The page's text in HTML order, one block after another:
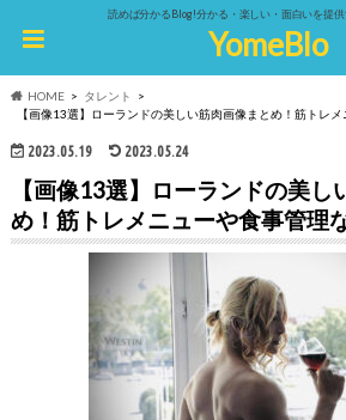
読めば分かるBlog!分かる・楽しい・面白いを提供
YomeBlo
HOME
タレント
【画像13選】ローランドの美しい筋肉画像まとめ！筋トレ
2023.05.19 2023.05.24
【画像13選】ローランドの美し
め！筋トレメニューや食事管理